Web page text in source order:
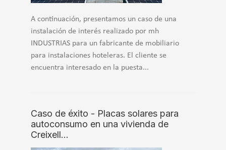
A continuación, presentamos un caso de una
instalación de interés realizado por mh
INDUSTRIAS para un fabricante de mobiliario
para instalaciones hoteleras. El cliente se
encuentra interesado en la puesta...
Caso de éxito - Placas solares para
autoconsumo en una vivienda de
Creixell…